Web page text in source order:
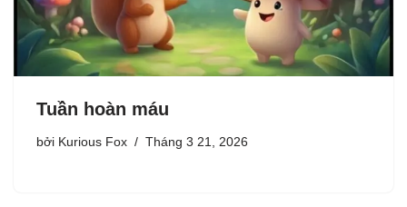
Tuần hoàn máu
bởi Kurious Fox Tháng 3 21, 2026